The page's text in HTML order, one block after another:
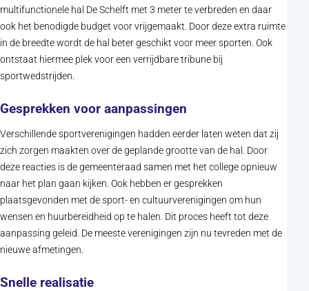
multifunctionele hal De Schelft met 3 meter te verbreden en daar
ook het benodigde budget voor vrijgemaakt. Door deze extra ruimte
in de breedte wordt de hal beter geschikt voor meer sporten. Ook
ontstaat hiermee plek voor een verrijdbare tribune bij
sportwedstrijden.
Gesprekken voor aanpassingen
Verschillende sportverenigingen hadden eerder laten weten dat zij
zich zorgen maakten over de geplande grootte van de hal. Door
deze reacties is de gemeenteraad samen met het college opnieuw
naar het plan gaan kijken. Ook hebben er gesprekken
plaatsgevonden met de sport- en cultuurverenigingen om hun
wensen en huurbereidheid op te halen. Dit proces heeft tot deze
aanpassing geleid. De meeste verenigingen zijn nu tevreden met de
nieuwe afmetingen.
Snelle realisatie